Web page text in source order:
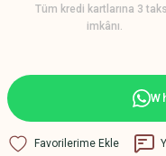
Tüm kredi kartlarına 3
imkânı.